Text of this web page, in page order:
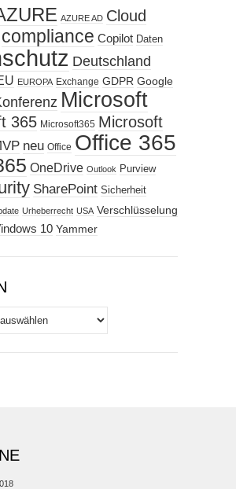
AZURE AD Cloud
compliance Copilot Daten
Deutschland
EUROPA Exchange GDPR Google
Microsoft
365 Microsoft365 Microsoft
neu Office Office 365
OneDrive Outlook Purview
SharePoint Sicherheit
Urheberrecht USA Verschlüsselung
10 Yammer